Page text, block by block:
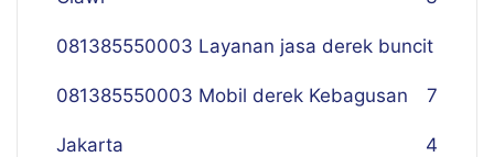
081385550003 Layanan jasa derek buncit
7
081385550003 Mobil derek Kebagusan
Jakarta 4